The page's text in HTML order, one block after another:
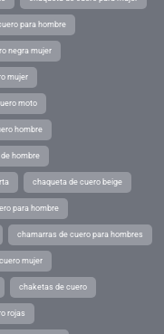
para hombre
negra mujer
mujer
moto
hombre
hombre
chaqueta de cuero beige
para hombre
chamarras de cuero para hombres
mujer
chaketas de cuero
rojas